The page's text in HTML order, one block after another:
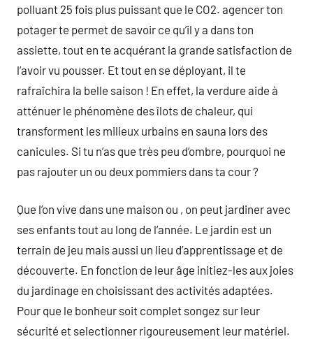
polluant 25 fois plus puissant que le CO2. agencer ton
potager te permet de savoir ce qu’il y a dans ton
assiette, tout en te acquérant la grande satisfaction de
l’avoir vu pousser. Et tout en se déployant, il te
rafraîchira la belle saison ! En effet, la verdure aide à
atténuer le phénomène des îlots de chaleur, qui
transforment les milieux urbains en sauna lors des
canicules. Si tu n’as que très peu d’ombre, pourquoi ne
pas rajouter un ou deux pommiers dans ta cour ?
Que l’on vive dans une maison ou , on peut jardiner avec
ses enfants tout au long de l’année. Le jardin est un
terrain de jeu mais aussi un lieu d’apprentissage et de
découverte. En fonction de leur âge initiez-les aux joies
du jardinage en choisissant des activités adaptées.
Pour que le bonheur soit complet songez sur leur
sécurité et selectionner rigoureusement leur matériel.